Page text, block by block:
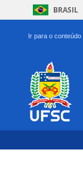
BRASIL
Ir para o conteúdo